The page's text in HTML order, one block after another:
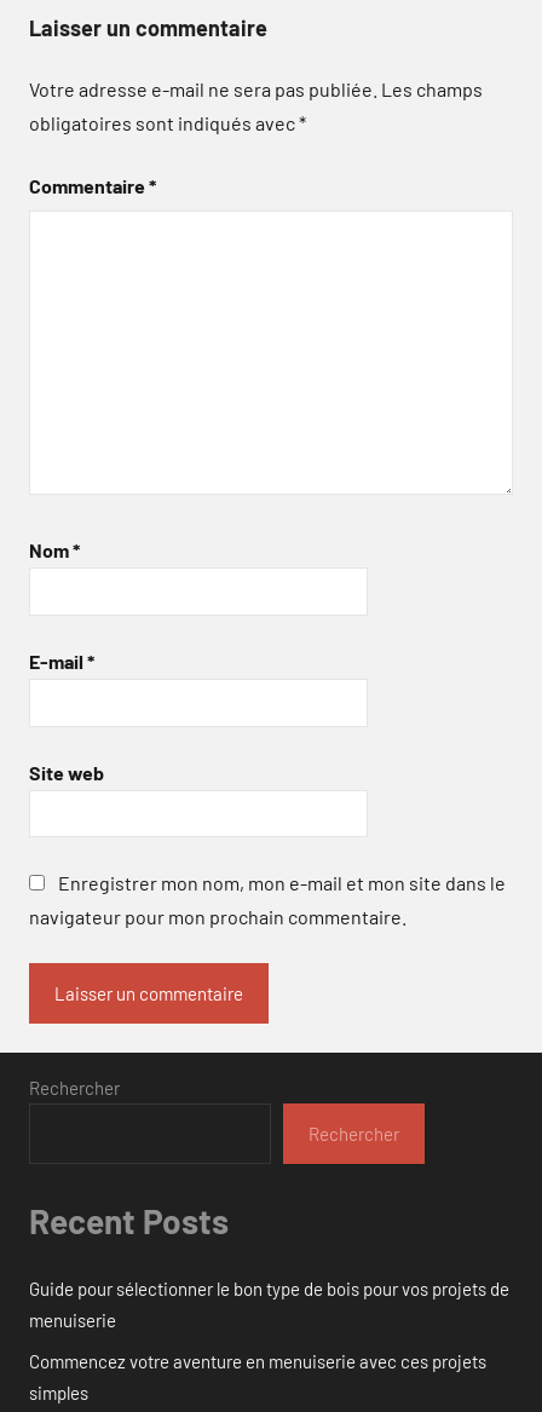
Laisser un commentaire
Votre adresse e-mail ne sera pas publiée. Les champs
obligatoires sont indiqués avec*
Commentaire*
Nom*
E-mail *
Site web
Enregistrer mon nom, mon e-mail et mon site dans le
navigateur pour mon prochain commentaire.
Rechercher
Rechercher
Recent Posts
Guide pour sélectionner le bon type de bois pour vos projets de
menuiserie
Commencez votre aventure en menuiserie avec ces projets
simples